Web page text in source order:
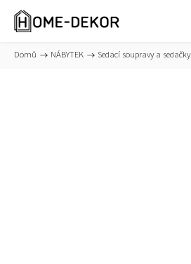
Domů / NÁBYTEK / Sedací soupravy a sedačky